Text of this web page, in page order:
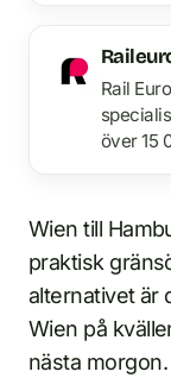
Rail
över 15
Wien till
praktisk
alternativet är
Wien på
nästa